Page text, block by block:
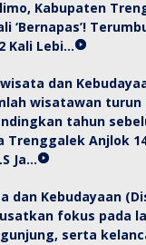
‘Bernapas’!
Kali Lebi…
Trenggalek Anjlok
Ja…